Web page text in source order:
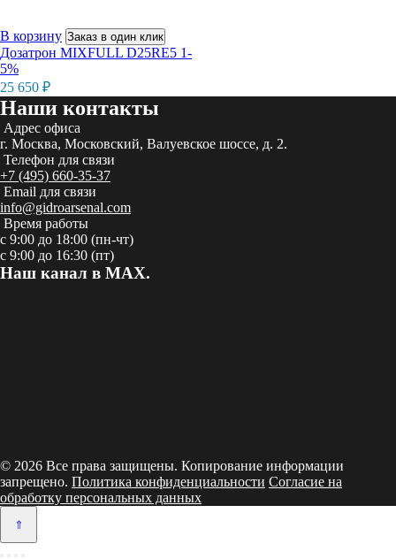
В корзину Заказ в один клик
Дозатрон MIXFULL D25RE5 1-
5%
25 650 ₽
Наши контакты
Адрес офиса
г. Москва, Московский, Валуевское шоссе, д. 2.
Телефон для связи
+7 (495) 660-35-37
Email для связи
info@gidroarsenal.com
Время работы
с 9:00 до 18:00 (пн-чт)
с 9:00 до 16:30 (пт)
Наш канал в MAX.
© 2026 Все права защищены. Копирование информации
запрещено. Политика конфиденциальности Согласие на
обработку персональных данных